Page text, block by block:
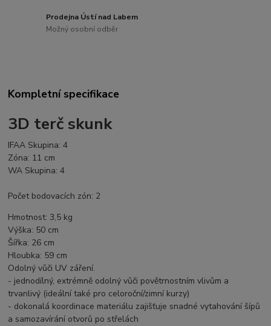
Prodejna Ústí nad Labem
Možný osobní odběr
Kompletní specifikace
3D terč skunk
IFAA Skupina: 4
Zóna: 11 cm
WA Skupina: 4
Počet bodovacích zón: 2
Hmotnost: 3,5 kg
Výška: 50 cm
Šířka: 26 cm
Hloubka: 59 cm
Odolný vůči UV záření.
- jednodílný, extrémně odolný vůči povětrnostním vlivům a
trvanlivý (ideální také pro celoroční/zimní kurzy)
- dokonalá koordinace materiálu zajišťuje snadné vytahování šípů
a samozavírání otvorů po střelách